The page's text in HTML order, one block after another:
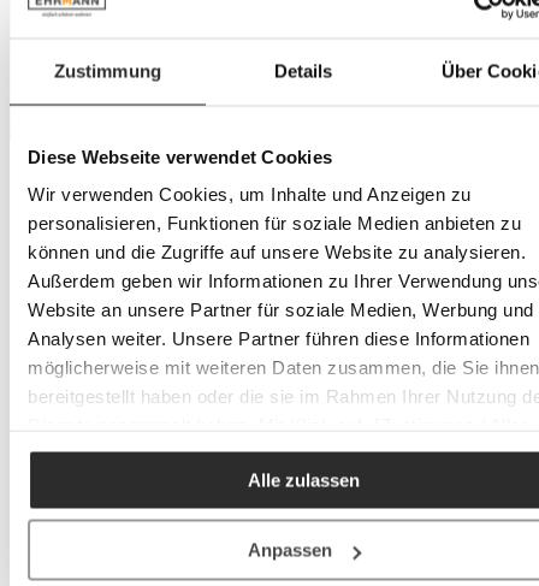
Zustimmung Details Über
Diese Webseite verwendet Cookies
Wir verwenden Cookies, um Inhalte und Anzeigen zu
personalisieren, Funktionen für soziale Medien anbieten zu
können und die Zugriffe auf unsere Website zu analysieren.
Außerdem geben wir Informationen zu Ihrer Verwendung
Website an unsere Partner für soziale Medien, Werbung und
Analysen weiter. Unsere Partner führen diese Informationen
möglicherweise mit weiteren Daten zusammen, die Sie ihnen
bereitgestellt haben oder die sie im Rahmen Ihrer Nutzung
akzeptieren / etc.]“ erteilen Sie Ihre Einwilligung auch in die
Weitergabe über Ihr Verhalten in unserem Shop an unseren
Partner, die shopware AG (Ebbinghoff 10, 48624
Deutschland), die diese Daten Ihnen nicht persönlich
Alle zulassen
Anpassen